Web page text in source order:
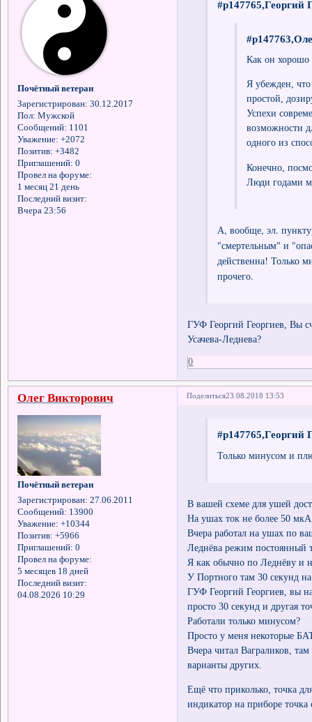
Почётный ветеран
Зарегистрирован: 30.12.2017
Пол: Мужской
Сообщений: 1101
Уважение: +2072
Позитив: +3482
Приглашений: 0
Провел на форуме:
1 месяц 21 день
Последний визит:
Вчера 23:56
#p147765,Георгий
Как он хорошо
Я убежден, что
простой,
Успехи
возможности
одного из
Конечно,
Люди годами
А, вообще, эл.
"смертельным" и
действенна! Только
прочего.
ГУФ Георгий Георгиев, Вы
Усачева-Леднева?
0
Поделиться23.08.2018 13:53
Олег Викторович
Почётный ветеран
Зарегистрирован: 27.06.2011
Сообщений: 13900
Уважение: +10344
Позитив: +5966
Приглашений: 0
Провел на форуме:
5 месяцев 18 дней
Последний визит:
04.08.2026 10:29
#p147765,Георгий
Только минусом и
В вашей схеме для ушей
На ушах ток не более 50
Вчера работал на ушах по
Леднёва режим постоянный
Я как обычно по Леднёву и
У Портного там 30 секунд
ГУФ Георгий Георгиев, вы
просто 30 секунд и другая
Работали только минусом?
Просто у меня некоторые
Вчера читал Ваграликов,
варианты других.
Ещё что приколько, точка
индикатор на приборе